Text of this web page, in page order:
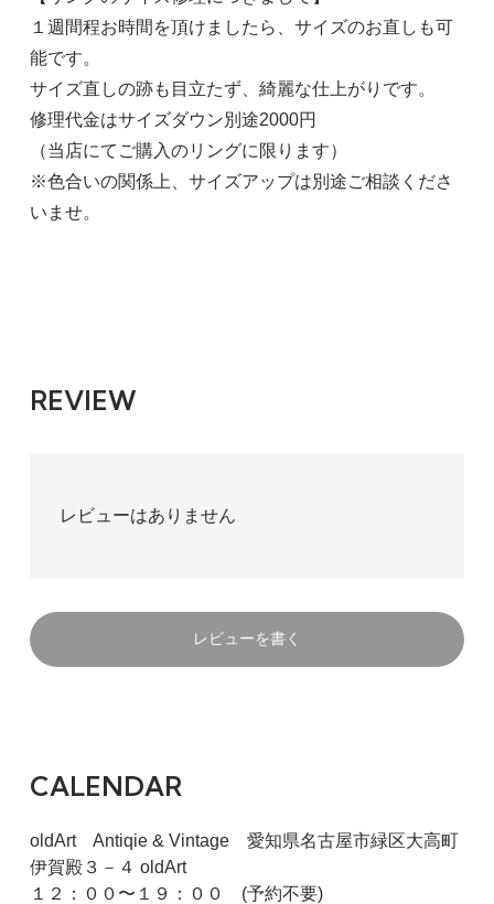
１週間程お時間を頂けましたら、サイズのお直しも可
能です。
サイズ直しの跡も目立たず、綺麗な仕上がりです。
修理代金はサイズダウン別途2000円
（当店にてご購入のリングに限ります）
※色合いの関係上、サイズアップは別途ご相談くださ
いませ。
REVIEW
レビューはありません
レビューを書く
CALENDAR
oldArt Antiqie & Vintage 愛知県名古屋市緑区大高町
伊賀殿３－４ oldArt
１２：００〜１９：００ (予約不要)